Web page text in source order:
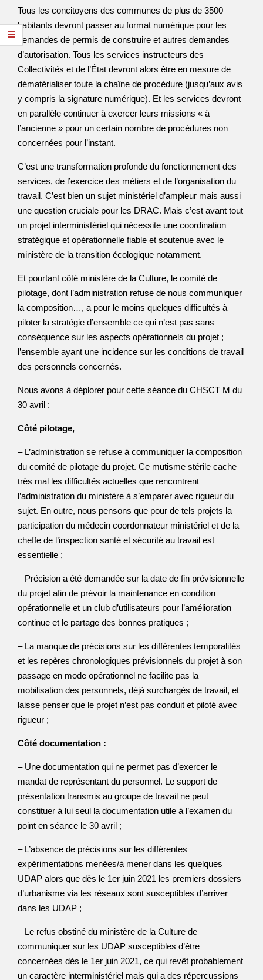
Tous les concitoyens des communes de plus de 3500
habitants devront passer au format numérique pour les
demandes de permis de construire et autres demandes
d’autorisation. Tous les services instructeurs des
Collectivités et de l’État devront alors être en mesure de
dématérialiser toute la chaîne de procédure (jusqu’aux avis
y compris la signature numérique). Et les services devront
en parallèle continuer à exercer leurs missions « à
l’ancienne » pour un certain nombre de procédures non
concernées pour l’instant.
C’est une transformation profonde du fonctionnement des
services, de l’exercice des métiers et de l’organisation du
travail. C’est bien un sujet ministériel d’ampleur mais aussi
une question cruciale pour les DRAC. Mais c’est avant tout
un projet interministériel qui nécessite une coordination
stratégique et opérationnelle fiable et soutenue avec le
ministère de la transition écologique notamment.
Et pourtant côté ministère de la Culture, le comité de
pilotage, dont l’administration refuse de nous communiquer
la composition…, a pour le moins quelques difficultés à
piloter la stratégie d’ensemble ce qui n’est pas sans
conséquence sur les aspects opérationnels du projet ;
l’ensemble ayant une incidence sur les conditions de travail
des personnels concernés.
Nous avons à déplorer pour cette séance du CHSCT M du
30 avril :
Côté pilotage,
– L’administration se refuse à communiquer la composition
du comité de pilotage du projet. Ce mutisme stérile cache
très mal les difficultés actuelles que rencontrent
l’administration du ministère à s’emparer avec rigueur du
sujet. En outre, nous pensons que pour de tels projets la
participation du médecin coordonnateur ministériel et de la
cheffe de l’inspection santé et sécurité au travail est
essentielle ;
– Précision a été demandée sur la date de fin prévisionnelle
du projet afin de prévoir la maintenance en condition
opérationnelle et un club d’utilisateurs pour l’amélioration
continue et le partage des bonnes pratiques ;
– La manque de précisions sur les différentes temporalités
et les repères chronologiques prévisionnels du projet à son
passage en mode opérationnel ne facilite pas la
mobilisation des personnels, déjà surchargés de travail, et
laisse penser que le projet n’est pas conduit et piloté avec
rigueur ;
Côté documentation :
– Une documentation qui ne permet pas d’exercer le
mandat de représentant du personnel. Le support de
présentation transmis au groupe de travail ne peut
constituer à lui seul la documentation utile à l’examen du
point en séance le 30 avril ;
– L’absence de précisions sur les différentes
expérimentations menées/à mener dans les quelques
UDAP alors que dès le 1er juin 2021 les premiers dossiers
d’urbanisme via les réseaux sont susceptibles d’arriver
dans les UDAP ;
– Le refus obstiné du ministère de la Culture de
communiquer sur les UDAP susceptibles d’être
concernées dès le 1er juin 2021, ce qui revêt probablement
un caractère interministériel mais qui a des répercussions